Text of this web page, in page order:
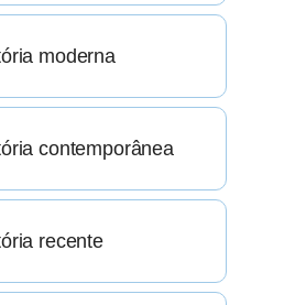
moderna
contemporânea
recente